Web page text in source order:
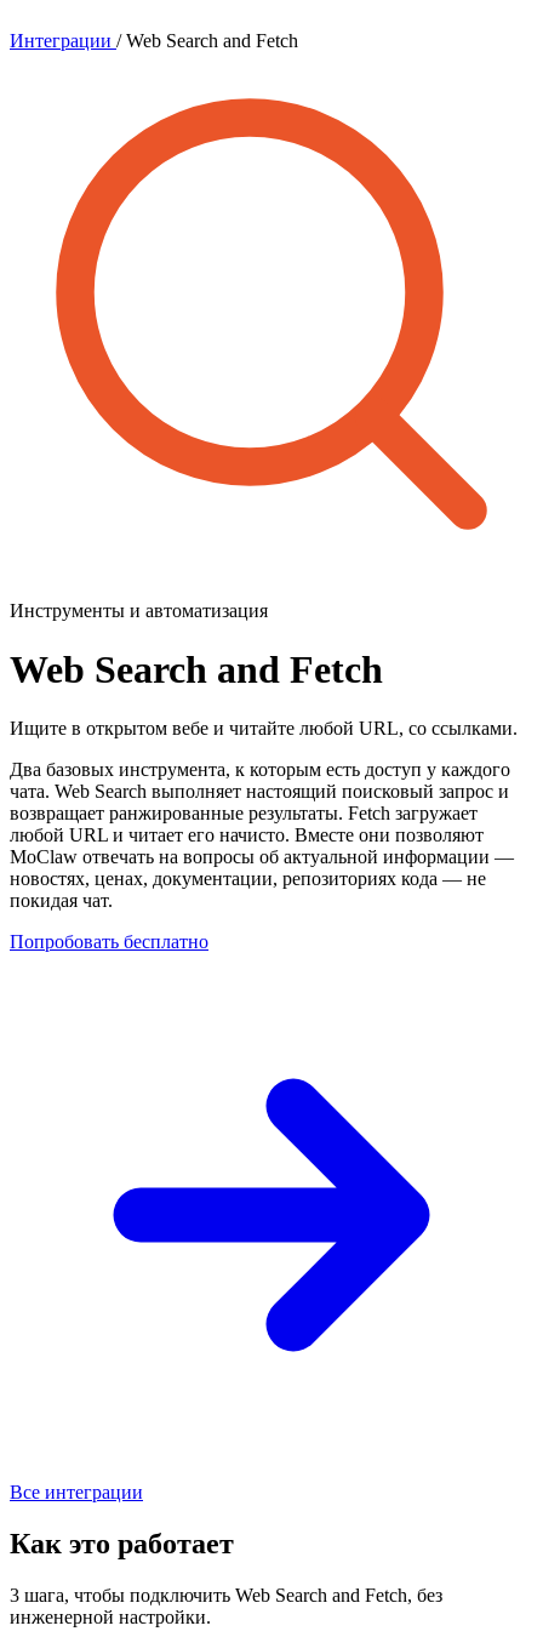
Интеграции / Web Search and Fetch
Инструменты и автоматизация
Web Search and Fetch
Ищите в открытом вебе и читайте любой URL, со ссылками.
Два базовых инструмента, к которым есть доступ у каждого
чата. Web Search выполняет настоящий поисковый запрос и
возвращает ранжированные результаты. Fetch загружает
любой URL и читает его начисто. Вместе они позволяют
MoClaw отвечать на вопросы об актуальной информации —
новостях, ценах, документации, репозиториях кода — не
покидая чат.
Попробовать бесплатно
Все интеграции
Как это работает
3 шага, чтобы подключить Web Search and Fetch, без
инженерной настройки.